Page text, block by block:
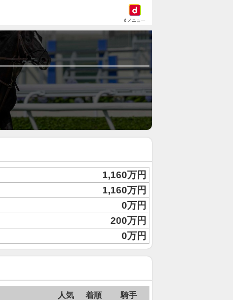
dメニュー
1,160万円
1,160万円
0万円
200万円
0万円
人気 着順 騎手